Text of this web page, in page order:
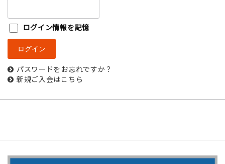
ログイン情報を記憶
パスワードをお忘れですか？
新規ご入会はこちら